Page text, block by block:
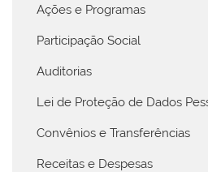
Ações e Programas
Participação Social
Auditorias
Lei de Proteção de Dados
Convênios e Transferências
Receitas e Despesas